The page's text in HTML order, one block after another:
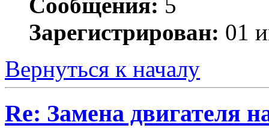
Зарегистрирован: 01
Вернуться к началу
Re: Замена двигателя